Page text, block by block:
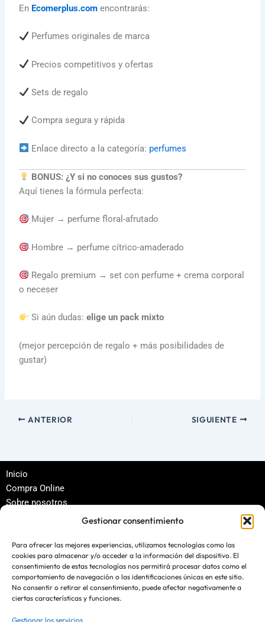
Gestionar consentimiento
Para ofrecer las mejores experiencias, utilizamos tecnologías como las
cookies para almacenar y/o acceder a la información del dispositivo. El
consentimiento de estas tecnologías nos permitirá procesar datos como el
comportamiento de navegación o las identificaciones únicas en este sitio.
No consentir o retirar el consentimiento, puede afectar negativamente a
ciertas características y funciones.
Gestionar los servicios
En Ecomerplus.com encontrarás:
Perfumes originales de marca
Precios competitivos y ofertas
Sets de regalo
Compra segura y rápida
Enlace directo a la categoría: perfumes
BONUS: ¿Y si no conoces sus gustos?
Aquí tienes la fórmula perfecta:
Mujer → perfume floral-afrutado
Hombre → perfume cítrico-amaderado
Regalo premium → set con perfume + crema corporal
o neceser
Si aún dudas:elige un pack mixto
(mejor percepción de regalo + más posibilidades de
gustar)
ANTERIOR SIGUIENTE
Inicio
Compra Online
Sobre nosotros
Política de privacidad
Contacto
blog@ecomerplus.es